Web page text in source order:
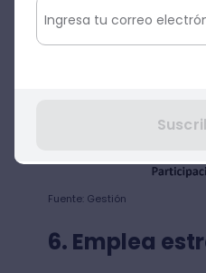
Fuente: Gestión
6. Emplea